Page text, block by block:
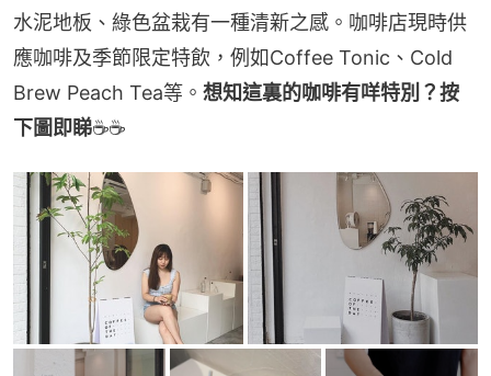
水泥地板、綠色盆栽有一種清新之感。咖啡店現時供
應咖啡及季節限定特飲，例如Coffee Tonic、Cold
Brew Peach Tea等。 想知這裏的咖啡有咩特別？按
下圖即睇☕☕